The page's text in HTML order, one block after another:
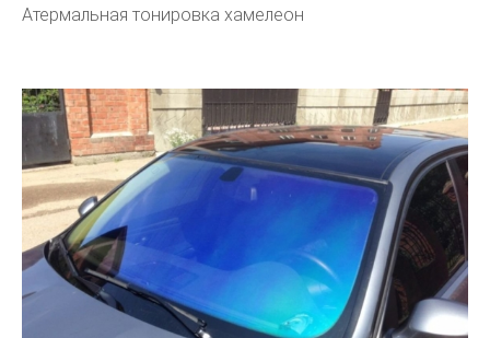
Атермальная тонировка хамелеон